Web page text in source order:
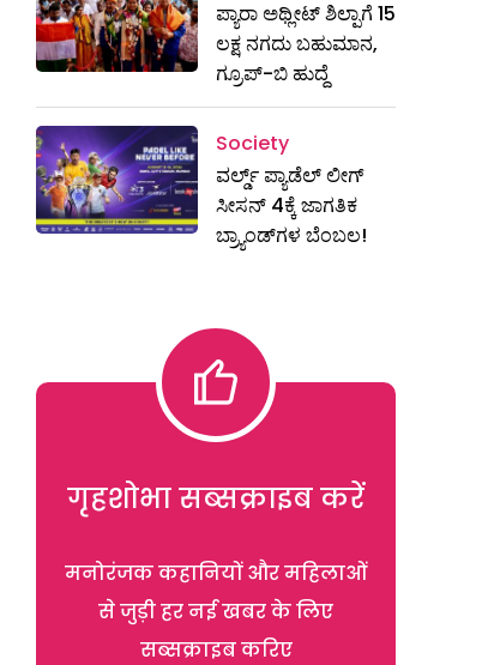
ಪ್ಯಾರಾ ಅಥ್ಲೀಟ್ ಶಿಲ್ಪಾಗೆ 15
ಲಕ್ಷ ನಗದು ಬಹುಮಾನ,
ಗ್ರೂಪ್-ಬಿ ಹುದ್ದೆ
Society
ವರ್ಲ್ಡ್ ಪ್ಯಾಡೆಲ್ ಲೀಗ್
ಸೀಸನ್ 4ಕ್ಕೆ ಜಾಗತಿಕ
ಬ್ರ್ಯಾಂಡ್‌ಗಳ ಬೆಂಬಲ!
गृहशोभा सब्सक्राइब करें
मनोरंजक कहानियों और महिलाओं
से जुड़ी हर नई खबर के लिए
सब्सक्राइब करिए